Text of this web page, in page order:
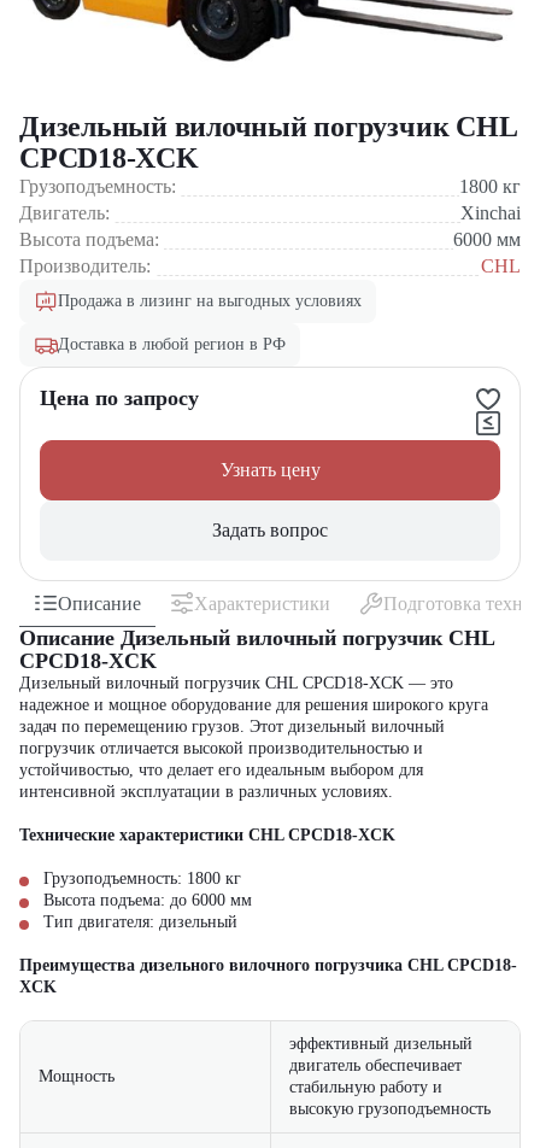
Дизельный вилочный погрузчик CHL
CPCD18-XCK
Грузоподъемность: 1800 кг
Двигатель:
Xinchai
Высота подъема:
6000 мм
Производитель:
CHL
Продажа в лизинг на выгодных условиях
Доставка в любой регион в РФ
Цена по запросу
Узнать цену
Задать вопрос
Описание Характеристики Подготовка
Описание Дизельный вилочный погрузчик CHL
CPCD18-XCK
Дизельный вилочный погрузчик CHL CPCD18-XCK — это
надежное и мощное оборудование для решения широкого круга
задач по перемещению грузов. Этот дизельный вилочный
погрузчик отличается высокой производительностью и
устойчивостью, что делает его идеальным выбором для
интенсивной эксплуатации в различных условиях.
Технические характеристики CHL CPCD18-XCK
Грузоподъемность: 1800 кг
Высота подъема: до 6000 мм
Тип двигателя: дизельный
Преимущества дизельного вилочного погрузчика CHL CPCD18-
XCK
Мощность
эффективный дизельный
двигатель обеспечивает
стабильную работу и
высокую грузоподъемность